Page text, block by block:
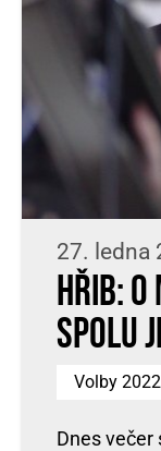
27. ledna
Hřib:
Volby 2022
Dnes večer